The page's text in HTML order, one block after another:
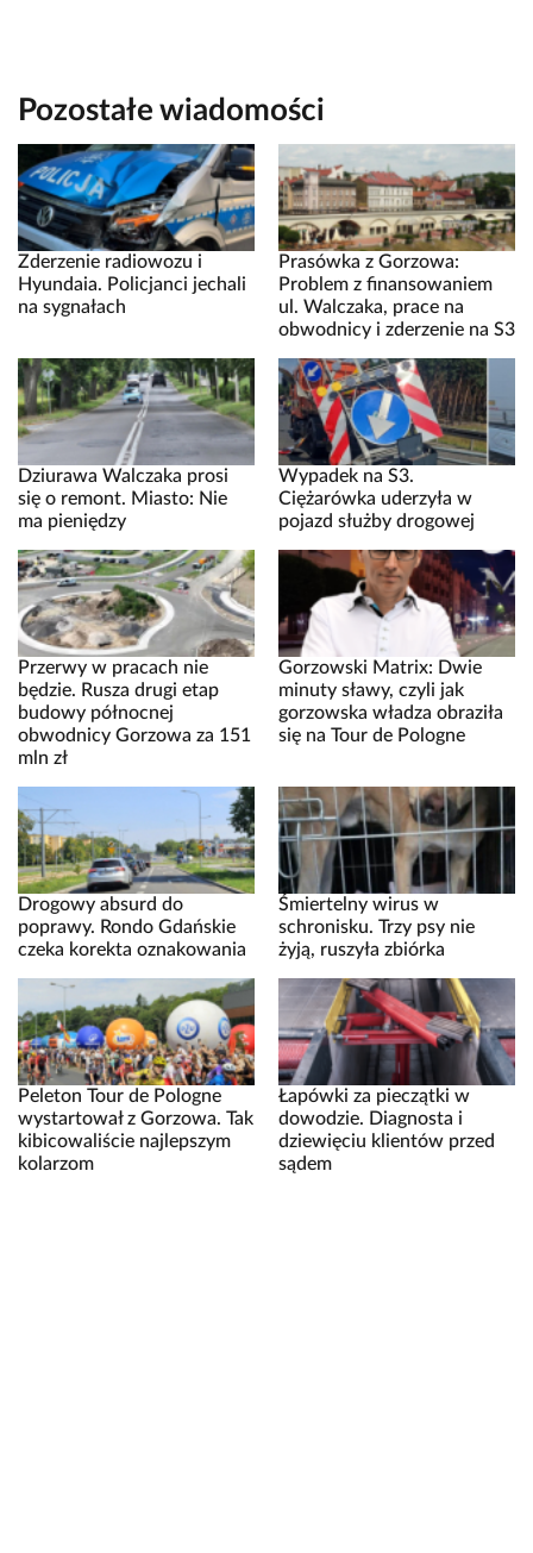
Pozostałe wiadomości
Zderzenie radiowozu i
Hyundaia. Policjanci jechali
na sygnałach
Prasówka z Gorzowa:
Problem z finansowaniem
ul. Walczaka, prace na
obwodnicy i zderzenie na S3
Dziurawa Walczaka prosi
się o remont. Miasto: Nie
ma pieniędzy
Wypadek na S3.
Ciężarówka uderzyła w
pojazd służby drogowej
Przerwy w pracach nie
będzie. Rusza drugi etap
budowy północnej
obwodnicy Gorzowa za 151
mln zł
Gorzowski Matrix: Dwie
minuty sławy, czyli jak
gorzowska władza obraziła
się na Tour de Pologne
Drogowy absurd do
poprawy. Rondo Gdańskie
czeka korekta oznakowania
Śmiertelny wirus w
schronisku. Trzy psy nie
żyją, ruszyła zbiórka
Peleton Tour de Pologne
wystartował z Gorzowa. Tak
kibicowaliście najlepszym
kolarzom
Łapówki za pieczątki w
dowodzie. Diagnosta i
dziewięciu klientów przed
sądem